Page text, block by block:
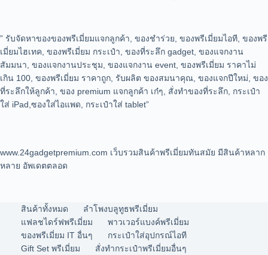
” รับจัดหาของของพรีเมี่ยมแจกลูกค้า, ของชำร่วย, ของพรีเมี่ยมไอที, ของพรี
เมี่ยมไฮเทค, ของพรีเมี่ยม กระเป๋า, ของที่ระลึก gadget, ของแจกงาน
สัมมนา, ของแจกงานประชุม, ของแจกงาน event, ของพรีเมี่ยม ราคาไม่
เกิน 100, ของพรีเมี่ยม ราคาถูก, รับผลิต ของสมนาคุณ, ของแจกปีใหม่, ของ
ที่ระลึกให้ลูกค้า, ของ premium แจกลูกค้า เก๋ๆ, สั่งทำของที่ระลึก, กระเป๋า
ใส่ iPad,ซองใส่ไอแพด, กระเป๋าใส่ tablet”
www.24gadgetpremium.com เว็บรวมสินค้าพรีเมี่ยมทันสมัย มีสินค้าหลาก
หลาย อัพเดตตลอด
สินค้าทั้งหมด
ลำโพงบลูทูธพรีเมี่ยม
แฟลชไดร์ฟพรีเมี่ยม
พาวเวอร์แบงค์พรีเมี่ยม
ของพรีเมี่ยม IT อื่นๆ
กระเป๋าใส่อุปกรณ์ไอที
Gift Set พรีเมี่ยม
สั่งทำกระเป๋าพรีเมี่ยมอื่นๆ